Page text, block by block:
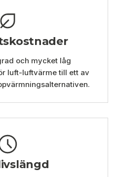
och mycket låg
luft-luftvärme till ett av